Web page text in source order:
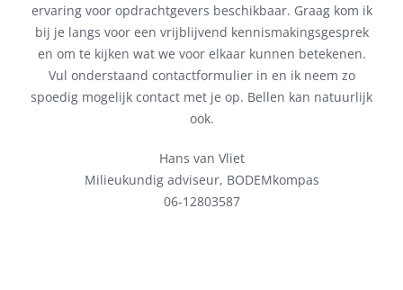
ervaring voor opdrachtgevers beschikbaar. Graag kom ik
bij je langs voor een vrijblijvend kennismakingsgesprek
en om te kijken wat we voor elkaar kunnen betekenen.
Vul onderstaand contactformulier in en ik neem zo
spoedig mogelijk contact met je op. Bellen kan natuurlijk
ook.
Hans van Vliet
Milieukundig adviseur, BODEMkompas
06-12803587